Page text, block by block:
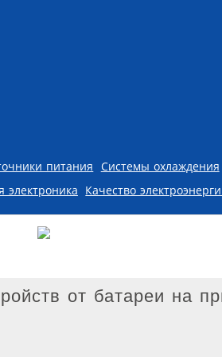
питания Системы охлаждения
электроника Качество
от батареи на